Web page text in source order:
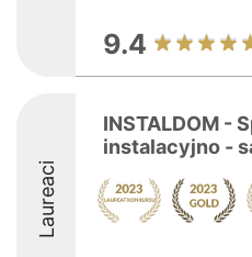
9.4
Laureaci
INSTALDOM -
instalacyjno -